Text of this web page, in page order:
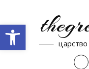
Open toolbar